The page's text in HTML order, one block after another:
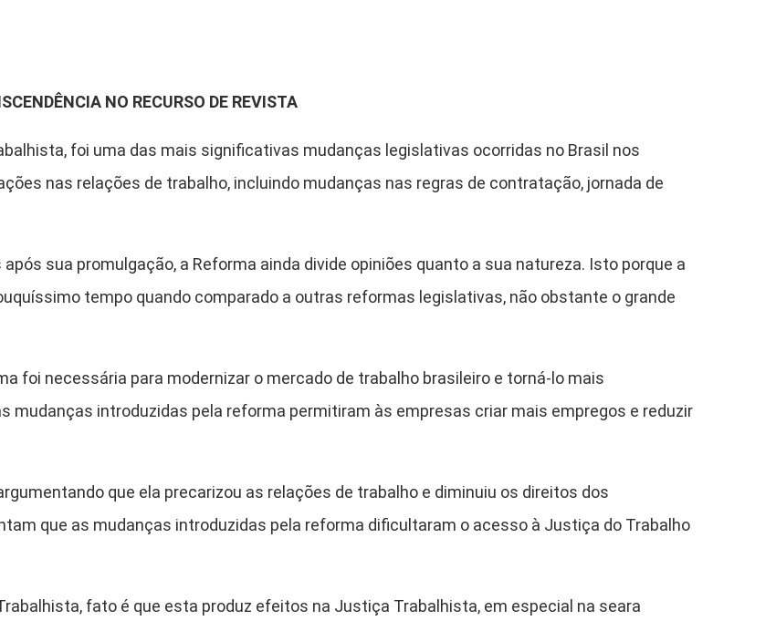
NO RECURSO DE REVISTA
foi uma das mais significativas mudanças legislativas ocorridas no Brasil nos
nas relações de trabalho, incluindo mudanças nas regras de contratação, jornada de
sua promulgação, a Reforma ainda divide opiniões quanto a sua natureza. Isto porque a
tempo quando comparado a outras reformas legislativas, não obstante o grande
foi necessária para modernizar o mercado de trabalho brasileiro e torná-lo mais
mudanças introduzidas pela reforma permitiram às empresas criar mais empregos e reduzir
que ela precarizou as relações de trabalho e diminuiu os direitos dos
que as mudanças introduzidas pela reforma dificultaram o acesso à Justiça do Trabalho
fato é que esta produz efeitos na Justiça Trabalhista, em especial na seara